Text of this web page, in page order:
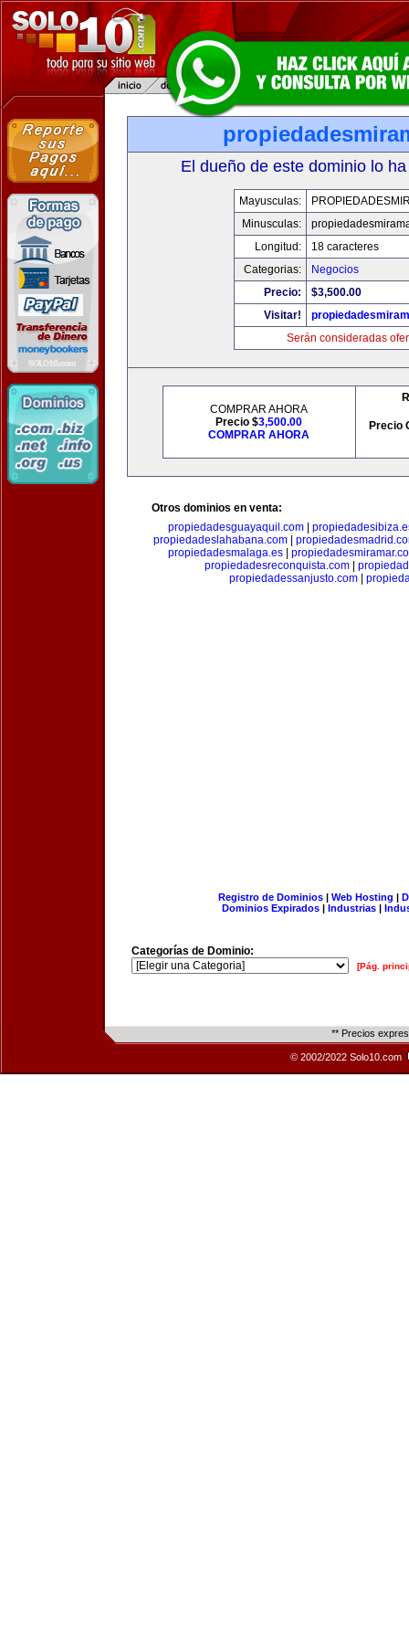
El dueño de este dominio lo
Mayusculas:
Minusculas:
Longitud:
18 caracteres
Categorias:
Negocios
Precio:
$3,500.00
Visitar!
Serán consideradas
COMPRAR AHORA
Precio $3,500.00
COMPRAR AHORA
Precio
Otros dominios en venta:
propiedadesguayaquil.com
propiedadeslahabana.com|
propiedadesmalaga.es|
propiedadesreconquista.com
propiedadessanjusto.com
Registro de Dominios| Web Hosting |
Dominios Expirados | Industrias |
Categorías de Dominio:
[Pág.
** Precios
© 2002/2022 Solo10.com